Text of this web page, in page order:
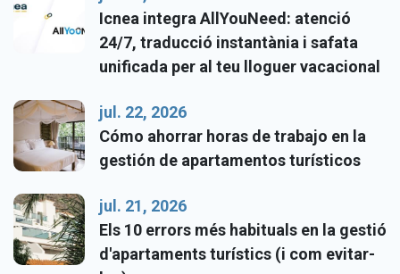
Icnea integra AllYouNeed: atenció
24/7, traducció instantània i safata
unificada per al teu lloguer vacacional
jul. 22, 2026
Cómo ahorrar horas de trabajo en la
gestión de apartamentos turísticos
jul. 21, 2026
Els 10 errors més habituals en la gestió
d'apartaments turístics (i com evitar-